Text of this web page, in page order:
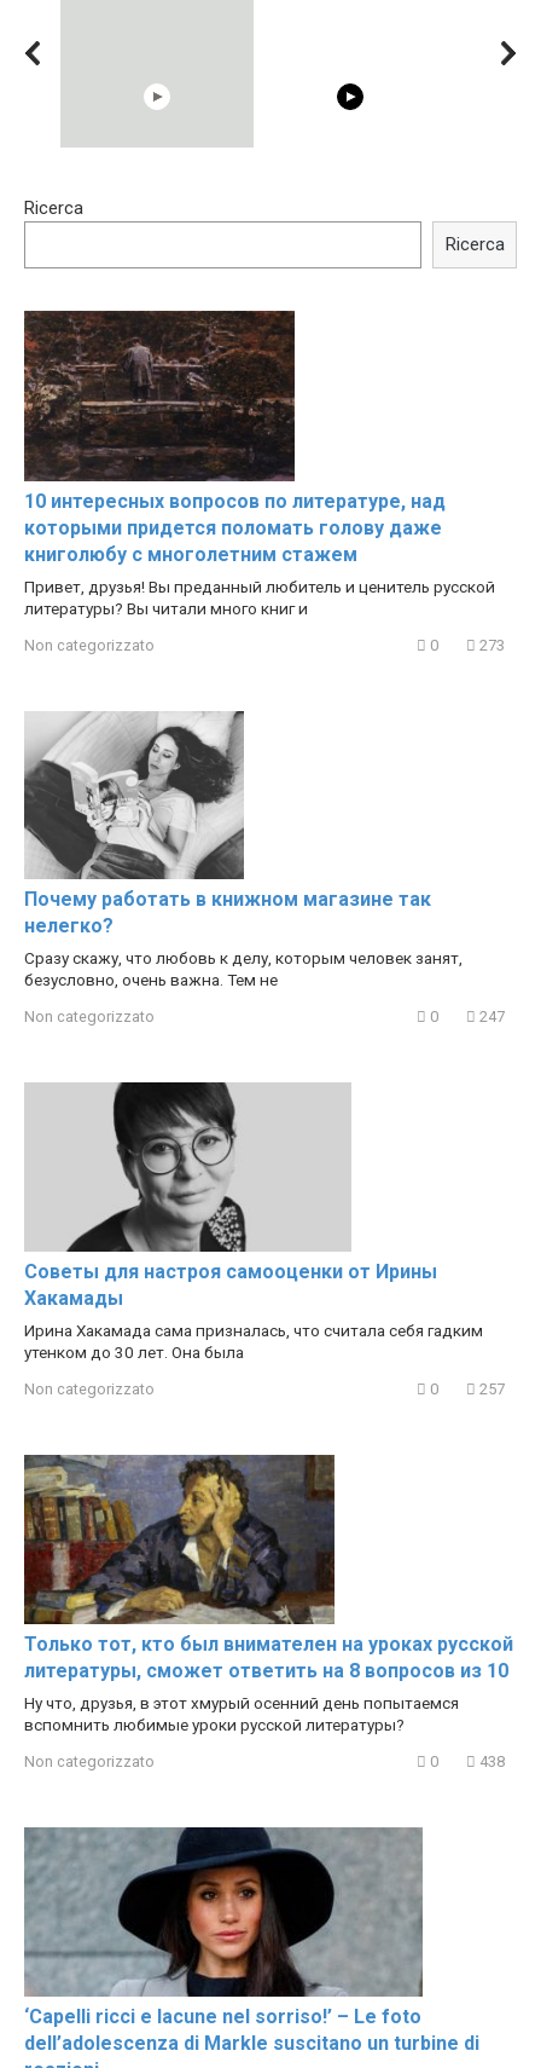
Shocking illusion - Pretty
Trying BOLLYWOOD
Ricerca
Ricerca
10 интересных вопросов по литературе, над
которыми придется поломать голову даже
книголюбу с многолетним стажем
Привет, друзья! Вы преданный любитель и ценитель русской
литературы? Вы читали много книг и
Non categorizzato 0 273
Почему работать в книжном магазине так
нелегко?
Сразу скажу, что любовь к делу, которым человек занят,
безусловно, очень важна. Тем не
Non categorizzato 0 247
Советы для настроя самооценки от Ирины
Хакамады
Ирина Хакамада сама призналась, что считала себя гадким
утенком до 30 лет. Она была
Non categorizzato 0 257
Только тот, кто был внимателен на уроках русской
литературы, сможет ответить на 8 вопросов из 10
Ну что, друзья, в этот хмурый осенний день попытаемся
вспомнить любимые уроки русской литературы?
Non categorizzato 0 438
‘Capelli ricci e lacune nel sorriso!’ – Le foto
dell’adolescenza di Markle suscitano un turbine di